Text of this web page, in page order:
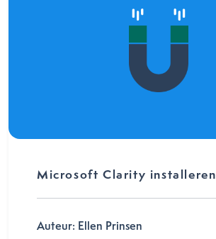
Microsoft Clarity installeren
Auteur: Ellen Prinsen